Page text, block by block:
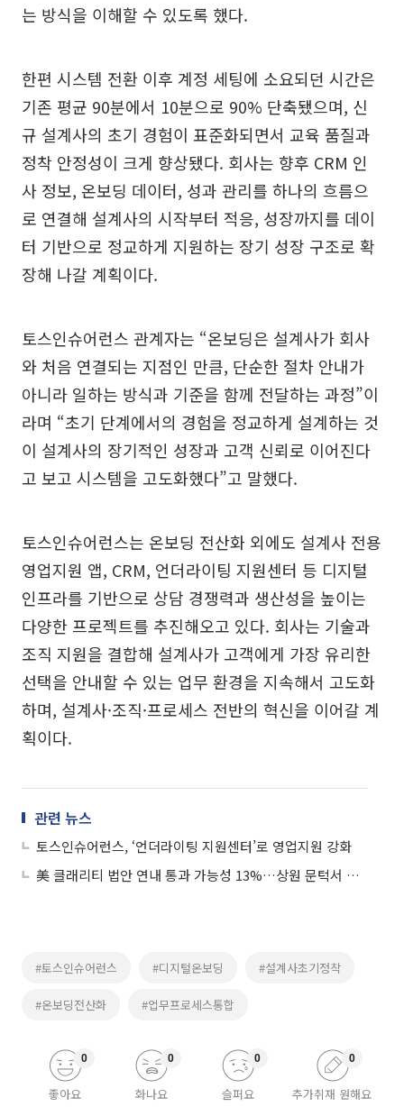
는 방식을 이해할 수 있도록 했다.
한편 시스템 전환 이후 계정 세팅에 소요되던 시간은
기존 평균 90분에서 10분으로 90% 단축됐으며, 신
규 설계사의 초기 경험이 표준화되면서 교육 품질과
정착 안정성이 크게 향상됐다. 회사는 향후 CRM 인
사 정보, 온보딩 데이터, 성과 관리를 하나의 흐름으
로 연결해 설계사의 시작부터 적응, 성장까지를 데이
터 기반으로 정교하게 지원하는 장기 성장 구조로 확
장해 나갈 계획이다.
토스인슈어런스 관계자는 “온보딩은 설계사가 회사
와 처음 연결되는 지점인 만큼, 단순한 절차 안내가
아니라 일하는 방식과 기준을 함께 전달하는 과정”이
라며 “초기 단계에서의 경험을 정교하게 설계하는 것
이 설계사의 장기적인 성장과 고객 신뢰로 이어진다
고 보고 시스템을 고도화했다”고 말했다.
토스인슈어런스는 온보딩 전산화 외에도 설계사 전용
영업지원 앱, CRM, 언더라이팅 지원센터 등 디지털
인프라를 기반으로 상담 경쟁력과 생산성을 높이는
다양한 프로젝트를 추진해오고 있다. 회사는 기술과
조직 지원을 결합해 설계사가 고객에게 가장 유리한
선택을 안내할 수 있는 업무 환경을 지속해서 고도화
하며, 설계사·조직·프로세스 전반의 혁신을 이어갈 계
획이다.
관련 뉴스
토스인슈어런스, ‘언더라이팅 지원센터’로 영업지원 강화
美 클래리티 법안 연내 통과 가능성 13%…상원 문턱서 제동
#토스인슈어런스 #디지털온보딩 #설계사초기정착
#온보딩전산화 #업무프로세스통합
좋아요
0
화나요
0
슬퍼요
0
추가취재 원해요
0